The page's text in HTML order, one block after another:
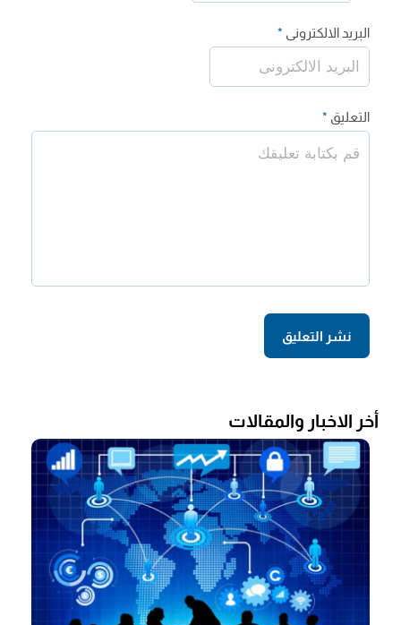
البريد الالكترونى *
التعليق *
أخر الاخبار والمقالات